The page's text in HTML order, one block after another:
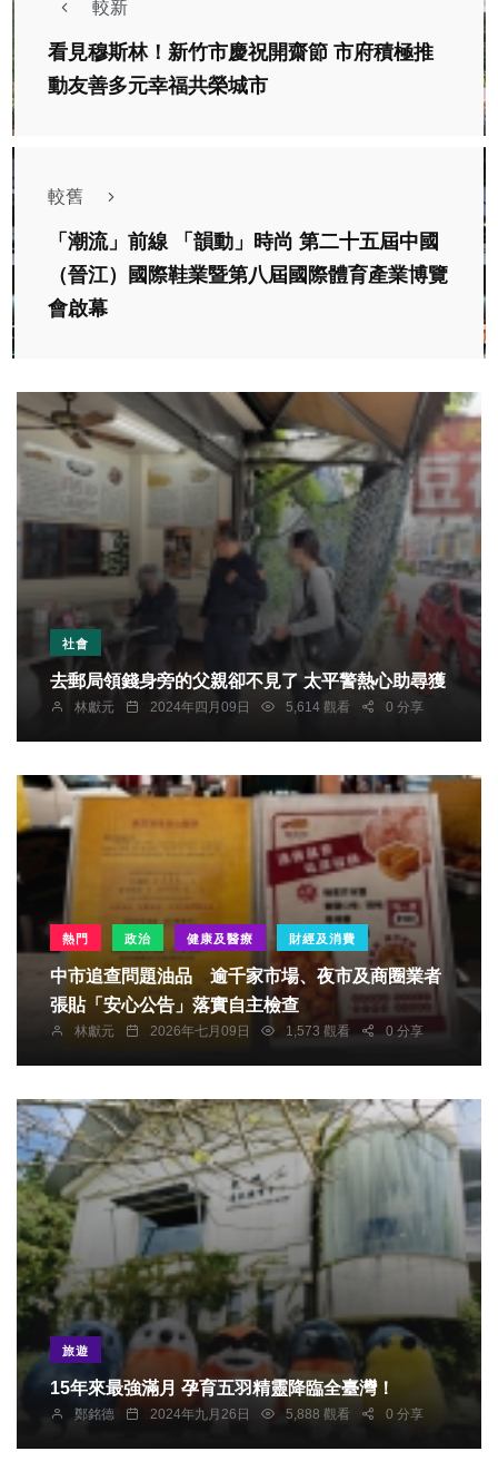
較新
看見穆斯林！新竹市慶祝開齋節 市府積極推
動友善多元幸福共榮城市
較舊
「潮流」前線 「韻動」時尚 第二十五屆中國
（晉江）國際鞋業暨第八屆國際體育產業博覽
會啟幕
社會
去郵局領錢身旁的父親卻不見了 太平警熱心助尋獲
林獻元 2024年四月09日 5,614 觀看 0 分享
熱門 政治 健康及醫療 財經及消費
中市追查問題油品 逾千家市場、夜市及商圈業者
張貼「安心公告」落實自主檢查
林獻元 2026年七月09日 1,573 觀看 0 分享
旅遊
15年來最強滿月 孕育五羽精靈降臨全臺灣！
鄭銘德 2024年九月26日 5,888 觀看 0 分享